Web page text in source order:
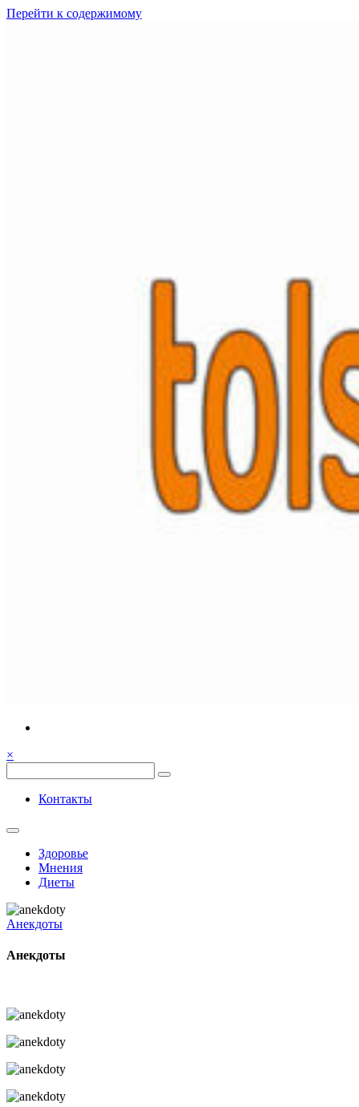
Перейти к содержимому
Весёлый и здоровый образ
жизни
Семья, общение, здоровье.
×
Весёлый и здоровый образ жизни
Контакты
Здоровье
Мнения
Диеты
Анекдоты
Анекдоты